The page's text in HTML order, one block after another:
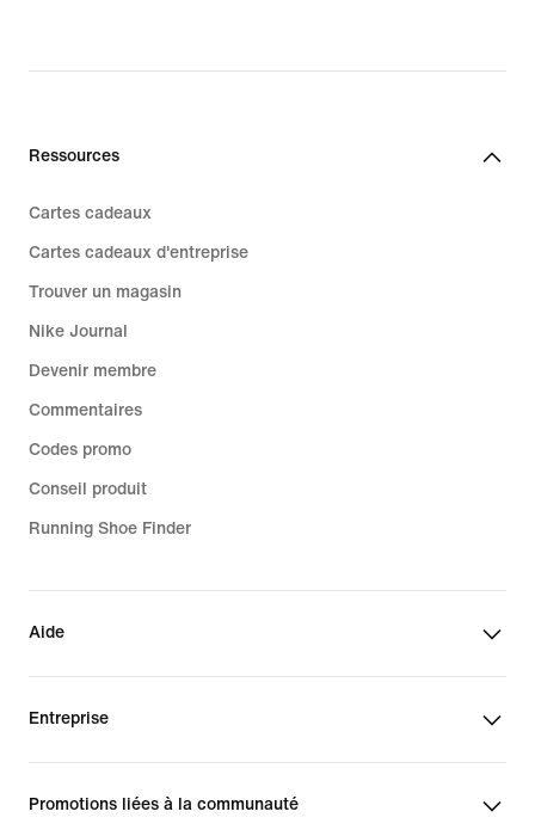
139,99 €
Ressources
Cartes cadeaux
Cartes cadeaux d'entreprise
Trouver un magasin
Nike Journal
Devenir membre
Commentaires
Codes promo
Conseil produit
Running Shoe Finder
Aide
Entreprise
Promotions liées à la communauté